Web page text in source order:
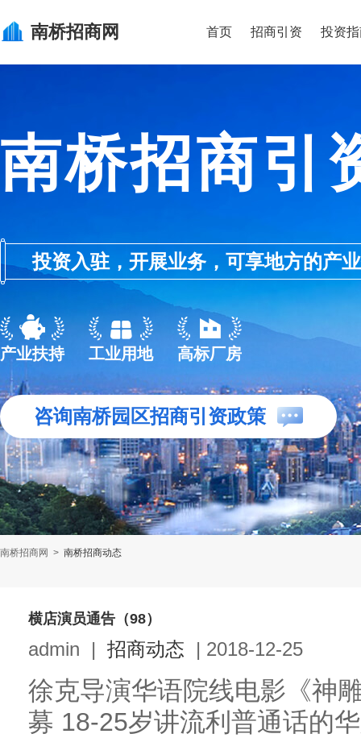
南桥招商网 首页 招商引资 投资
南桥招商引
投资入驻，开展业务，可享地方的产
产业扶持 工业用地 高标厂房
咨询南桥园区招商引资政策
南桥招商网 > 南桥招商动态
横店演员通告（98）
admin | 招商动态 | 2018-12-25
徐克导演华语院线电影《神
募 18-25岁讲流利普通话的